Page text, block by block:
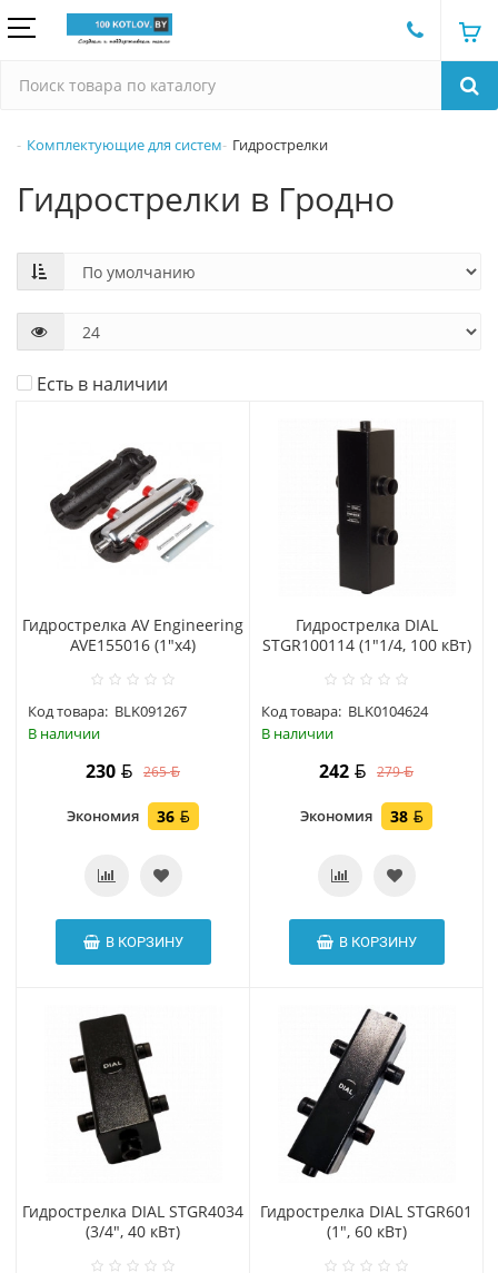
Комплектующие для систем Гидрострелки
Гидрострелки в Гродно
Есть в наличии
Гидрострелка AV Engineering
AVE155016 (1"х4)
Код товара: BLK091267
В наличии
230 265
Экономия 36
В КОРЗИНУ
Гидрострелка DIAL
STGR100114 (1"1/4, 100 кВт)
Код товара: BLK0104624
В наличии
242 279
Экономия 38
В КОРЗИНУ
Гидрострелка DIAL STGR4034
(3/4", 40 кВт)
Гидрострелка DIAL STGR601
(1", 60 кВт)